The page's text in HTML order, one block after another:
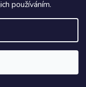
používáním.